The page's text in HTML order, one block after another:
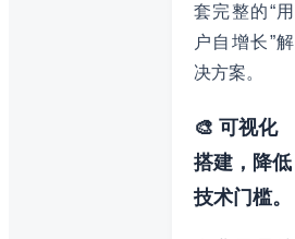
套完整的“用
户自增长”解
决方案。
🎨 可视化
搭建，降低
技术门槛。